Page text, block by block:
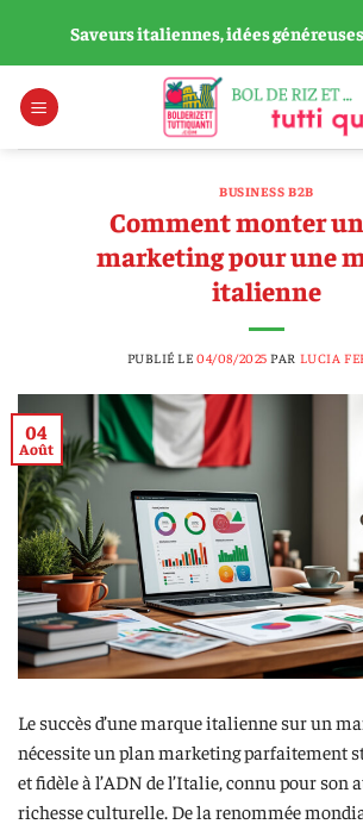
contenu
Saveurs italiennes, idées
BUSINESS B2B
Comment monter
marketing pour une
italienne
PUBLIÉ LE04/08/2025 PAR LUCIA
04
Août
Le succès d’une marque italienne sur un
nécessite un plan marketing parfaitement
et fidèle à l’ADN de l’Italie, connu pour son
richesse culturelle. De la renommée